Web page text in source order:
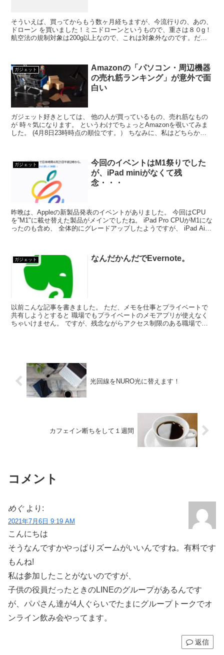
そういえば、買ってからもう数ヶ月経ちますが、今流行りの、あの、
ドローン を買いました！ミニドローンというもので、重さは８０g！
航空法の規制対象は200g以上なので、これは対象外なのです。だか
ガジェット
Amazonの「パソコン・周辺機器
の売れ筋ランキング」が意外で面
白い
ガジェット好きとしては、 他の人が買っているもの、売れ筋なもの
が 時々気になります。 というわけでちょっとAmazonを覗いてみま
した。 (4月8日23時時点の順位です。） ちなみに、私はどちらかと
ガジェット
今回のイベントはM1祭りでした
が、iPad miniがなくて残
念・・・
昨晩は、Appleの新製品発表のイベントがありました。 今回はCPU
を”M1"に載せ替えた製品がメインでしたね。 iPad Pro CPUがM1にな
ったのも含め、 全体的にグレードアップしたようですが、 iPad Air
ガジェット なんだかんだでEvernote。
以前こんな記事を書きました。 ただ、メモを仕事とプライベートで
共有しようとすると 職場でもプライベートのメモアプリが使えなく
ちゃいけません。 ですが、残念ながらアクセス制限のある職場で
光回線をNURO光に替えます！
カフェイン断ちをして１週間
コメント
めぐ より:
2021年7月6日 9:19 AM
こんにちは
そうなんですかやっぱりズームがいいんですね。有料です
もんね!
私は参加したことがないのですが、
子供の役員だったときのLINEのグループがあるんです
が、パパさん達が4人ぐらいでたまにグループトークでオ
ンライン飲み会やってます。
返信